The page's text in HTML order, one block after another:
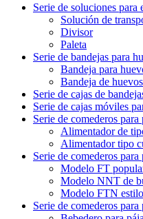
Serie de soluciones para
Solución de
Divisor
Paleta
Serie de bandejas para
Bandeja para
Bandeja de
Serie de cajas de
Serie de cajas móviles
Serie de comederos
Alimentador de
Alimentador tipo
Serie de comederos para
Modelo FT
Modelo NNT de
Modelo FTN
Serie de comederos